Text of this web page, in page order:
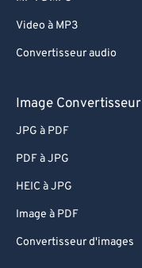
Video à MP3
Convertisseur audio
Image Convertisseur
JPG à PDF
PDF à JPG
HEIC à JPG
Image à PDF
Convertisseur d'images